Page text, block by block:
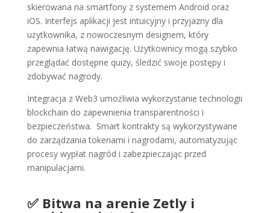
skierowana na smartfony z systemem Android oraz
iOS. Interfejs aplikacji jest intuicyjny i przyjazny dla
użytkownika, z nowoczesnym designem, który
zapewnia łatwą nawigację. Użytkownicy mogą szybko
przeglądać dostępne quizy, śledzić swoje postępy i
zdobywać nagrody.
Integracja z Web3 umożliwia wykorzystanie technologii
blockchain do zapewnienia transparentności i
bezpieczeństwa. Smart kontrakty są wykorzystywane
do zarządzania tokenami i nagrodami, automatyzując
procesy wypłat nagród i zabezpieczając przed
manipulacjami.
✅ Bitwa na arenie Zetly i